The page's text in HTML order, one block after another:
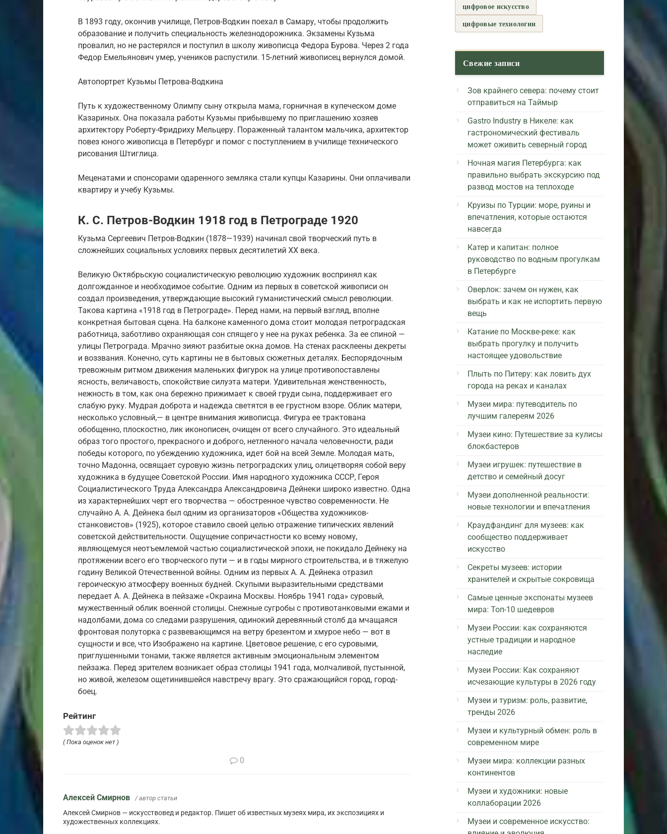
В 1893 году, окончив училище, Петров-Водкин поехал в Самару, чтобы продолжить
образование и получить специальность железнодорожника. Экзамены Кузьма
провалил, но не растерялся и поступил в школу живописца Федора Бурова. Через 2 года
Федор Емельянович умер, учеников распустили. 15-летний живописец вернулся домой.
Автопортрет Кузьмы Петрова-Водкина
Путь к художественному Олимпу сыну открыла мама, горничная в купеческом доме
Казариных. Она показала работы Кузьмы прибывшему по приглашению хозяев
архитектору Роберту-Фридриху Мельцеру. Пораженный талантом мальчика, архитектор
повез юного живописца в Петербург и помог с поступлением в училище технического
рисования Штиглица.
Меценатами и спонсорами одаренного земляка стали купцы Казарины. Они оплачивали
квартиру и учебу Кузьмы.
К. С. Петров-Водкин 1918 год в Петрограде 1920
Кузьма Сергеевич Петров-Водкин (1878—1939) начинал свой творческий путь в
сложнейших социальных условиях первых десятилетий XX века.
Великую Октябрьскую социалистическую революцию художник воспринял как
долгожданное и необходимое событие. Одним из первых в советской живописи он
создал произведения, утверждающие высокий гуманистический смысл революции.
Такова картина «1918 год в Петрограде». Перед нами, на первый взгляд, вполне
конкретная бытовая сцена. На балконе каменного дома стоит молодая петроградская
работница, заботливо охраняющая сон спящего у нее на руках ребенка. За ее спиной —
улицы Петрограда. Мрачно зияют разбитые окна домов. На стенах расклеены декреты
и воззвания. Конечно, суть картины не в бытовых сюжетных деталях. Беспорядочным
тревожным ритмом движения маленьких фигурок на улице противопоставлены
ясность, величавость, спокойствие силуэта матери. Удивительная женственность,
нежность в том, как она бережно прижимает к своей груди сына, поддерживает его
слабую руку. Мудрая доброта и надежда светятся в ее грустном взоре. Облик матери,
несколько условный,— в центре внимания живописца. Фигура ее трактована
обобщенно, плоскостно, лик иконописен, очищен от всего случайного. Это идеальный
образ того простого, прекрасного и доброго, нетленного начала человечности, ради
победы которого, по убеждению художника, идет бой на всей Земле. Молодая мать,
точно Мадонна, освящает суровую жизнь петроградских улиц, олицетворяя собой веру
художника в будущее Советской России. Имя народного художника СССР, Героя
Социалистического Труда Александра Александровича Дейнеки широко известно. Одна
из характернейших черт его творчества — обостренное чувство современности. Не
случайно А. А. Дейнека был одним из организаторов «Общества художников-
станковистов» (1925), которое ставило своей целью отражение типических явлений
советской действительности. Ощущение сопричастности ко всему новому,
являющемуся неотъемлемой частью социалистической эпохи, не покидало Дейнеку на
протяжении всего его творческого пути — и в годы мирного строительства, и в тяжелую
годину Великой Отечественной войны. Одним из первых А. А. Дейнека отразил
героическую атмосферу военных будней. Скупыми выразительными средствами
передает А. А. Дейнека в пейзаже «Окраина Москвы. Ноябрь 1941 года» суровый,
мужественный облик военной столицы. Снежные сугробы с противотанковыми ежами и
надолбами, дома со следами разрушения, одинокий деревянный столб да мчащаяся
фронтовая полуторка с развевающимся на ветру брезентом и хмурое небо — вот в
сущности и все, что Изображено на картине. Цветовое решение, с его суровыми,
приглушенными тонами, также является активным эмоциональным элементом
пейзажа. Перед зрителем возникает образ столицы 1941 года, молчаливой, пустынной,
но живой, железом ощетинившейся навстречу врагу. Это сражающийся город, город-
боец.
Рейтинг
( Пока оценок нет )
0
Алексей Смирнов / автор статьи
Алексей Смирнов — искусствовед и редактор. Пишет об известных музеях мира, их экспозициях и
художественных коллекциях.
цифровое искусство
цифровые технологии
Свежие записи
Зов крайнего севера: почему стоит
отправиться на Таймыр
Gastro Industry в Никеле: как
гастрономический фестиваль
может оживить северный город
Ночная магия Петербурга: как
правильно выбрать экскурсию под
развод мостов на теплоходе
Круизы по Турции: море, руины и
впечатления, которые остаются
навсегда
Катер и капитан: полное
руководство по водным прогулкам
в Петербурге
Оверлок: зачем он нужен, как
выбрать и как не испортить первую
вещь
Катание по Москве-реке: как
выбрать прогулку и получить
настоящее удовольствие
Плыть по Питеру: как ловить дух
города на реках и каналах
Музеи мира: путеводитель по
лучшим галереям 2026
Музеи кино: Путешествие за кулисы
блокбастеров
Музеи игрушек: путешествие в
детство и семейный досуг
Музеи дополненной реальности:
новые технологии и впечатления
Краудфандинг для музеев: как
сообщество поддерживает
искусство
Секреты музеев: истории
хранителей и скрытые сокровища
Самые ценные экспонаты музеев
мира: Топ-10 шедевров
Музеи России: как сохраняются
устные традиции и народное
наследие
Музеи России: Как сохраняют
исчезающие культуры в 2026 году
Музеи и туризм: роль, развитие,
тренды 2026
Музеи и культурный обмен: роль в
современном мире
Музеи мира: коллекции разных
континентов
Музеи и художники: новые
коллаборации 2026
Музеи и современное искусство: